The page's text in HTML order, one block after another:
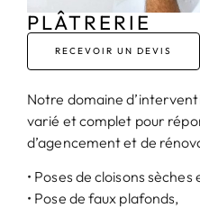
PLÂTRERIE
RECEVOIR UN DEVIS
Notre domaine
varié et complet pour
d’agencement et de
• Poses de cloisons
• Pose de faux plafonds,